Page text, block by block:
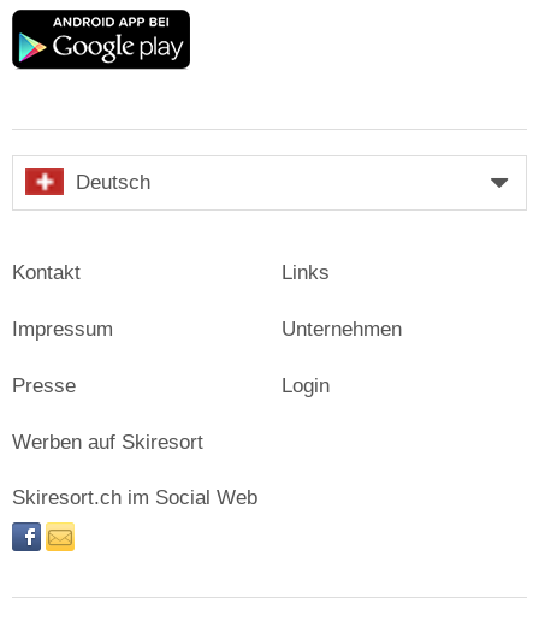
Google
Deutsch
Kontakt
Impressum
Presse
Links
Unternehmen
Login
Werben auf Skiresort
Skiresort.ch im Social Web
facebooknewsletter